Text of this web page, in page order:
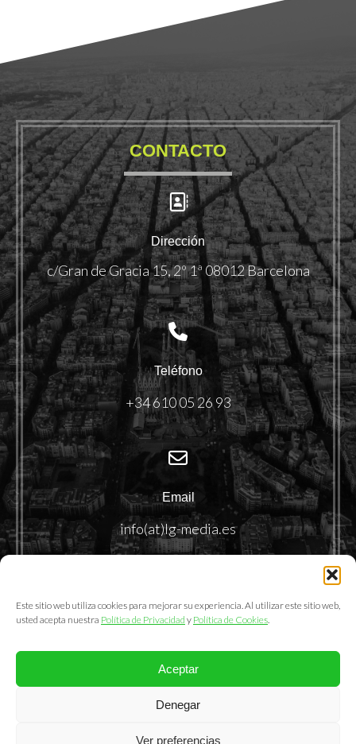
Este sitio web utiliza cookies para mejorar su experiencia. Al utilizar este sitio web,
usted acepta nuestra Política de Privacidad y Política de Cookies.
Aceptar
Denegar
Ver preferencias
CONTACTO
Dirección
c/Gran de Gracia 15, 2º 1ª 08012 Barcelona
Teléfono
+34 610 05 26 93
Email
info(at)lg-media.es
@2025. LemonGrass Communications S.L.